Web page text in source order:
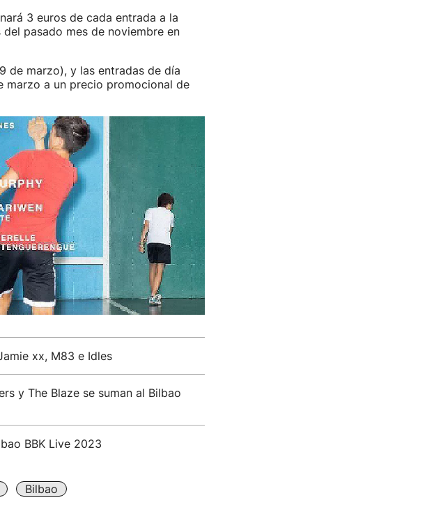
3 euros de cada entrada a la
pasado mes de noviembre en
de marzo), y las entradas de día
marzo a un precio promocional de
xx, M83 e Idles
y The Blaze se suman al Bilbao
BBK Live 2023
Bilbao